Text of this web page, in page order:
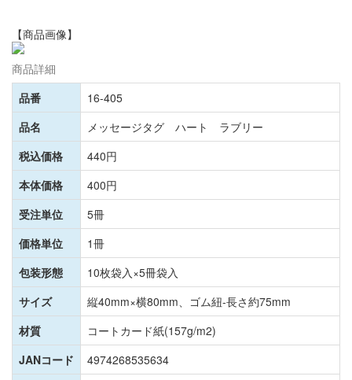
【商品画像】
商品詳細
品番
16-405
品名
メッセージタグ ハート ラブリー
税込価格
440円
本体価格
400円
受注単位
5冊
価格単位
1冊
包装形態
10枚袋入×5冊袋入
サイズ
縦40mm×横80mm、ゴム紐-長さ約75mm
材質
コートカード紙(157g/m2)
JANコード
4974268535634